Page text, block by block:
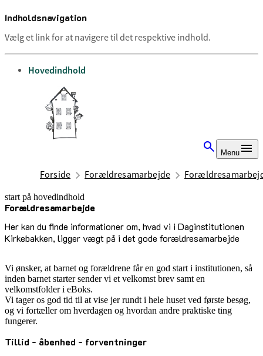
Indholdsnavigation
Vælg et link for at navigere til det respektive indhold.
gå til
Hovedindhold
Menu
Forside Forældresamarbejde
start på hovedindhold
Forældresamarbejde
Her kan du finde informationer om, hvad vi i Daginstitutionen
Kirkebakken, ligger vægt på i det gode forældresamarbejde
senest opdateret 24. november 2025
Vi ønsker, at barnet og forældrene får en god start i institutionen, så
inden barnet starter sender vi et velkomst brev samt en
velkomstfolder i eBoks.
Vi tager os god tid til at vise jer rundt i hele huset ved første besøg,
og vi fortæller om hverdagen og hvordan andre praktiske ting
fungerer.
Tillid - åbenhed - forventninger